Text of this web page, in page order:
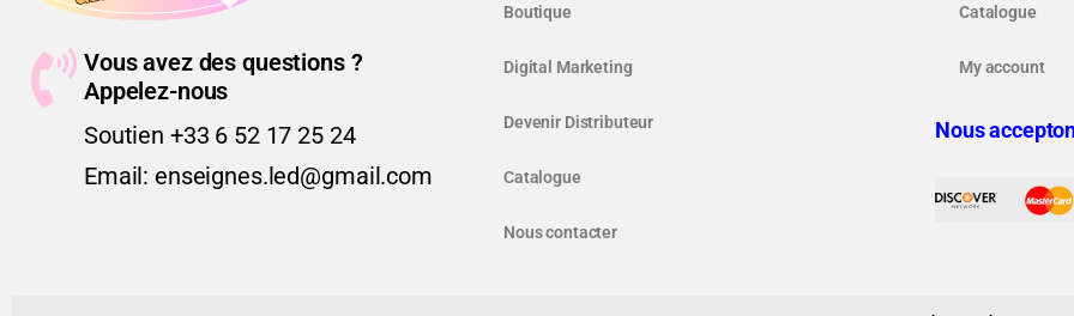
Vous avez des questions ?
Appelez-nous
Soutien +33 6 52 17 25 24
Email: enseignes.led@gmail.com
Boutique
Digital Marketing
Devenir Distributeur
Catalogue
Nous contacter
Catalogue
My account
Nous